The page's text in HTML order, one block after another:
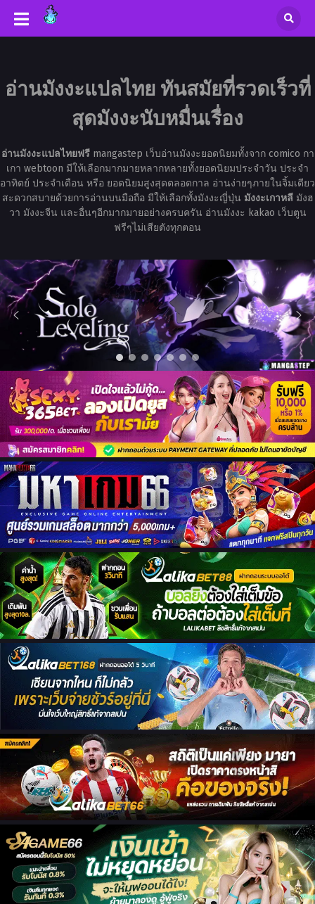
อ่านมังงะแปลไทย ทันสมัยที่รวดเร็วที่
สุดมังงะนับหมื่นเรื่อง
อ่านมังงะแปลไทยฟรีmangastep เว็บอ่านมังงะยอดนิยมทั้งจาก comico กา
เกา webtoon มีให้เลือกมากมายหลากหลายทั้งยอดนิยมประจำวัน ประจำ
อาทิตย์ ประจำเดือน หรือ ยอดนิยมสูงสุดตลอดกาล อ่านง่ายๆภายในจิ้มเดียว
สะดวกสบายด้วยการอ่านบนมือถือ มีให้เลือกทั้งมังงะญี่ปุ่น มังงะเกาหลีมังฮ
วา มังงะจีน และอื่นๆอีกมากมายอย่างครบครัน อ่านมังงะ kakao เว็บตูน
ฟรีๆไม่เสียตังทุกตอน